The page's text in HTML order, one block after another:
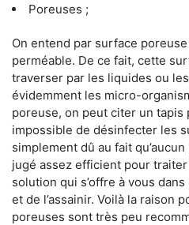
Poreuses ;
On entend par surface
perméable. De ce fait, cette
traverser par les liquides ou
évidemment les micro-
poreuse, on peut citer un tapis
impossible de désinfecter les
simplement dû au fait
jugé assez efficient pour
solution qui s’offre à vous
et de l’assainir. Voilà la raison
poreuses sont très peu